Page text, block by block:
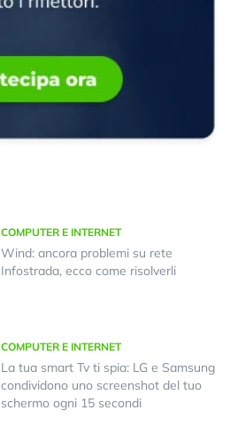
COMPUTER E INTERNET
Wind: ancora problemi su rete
Infostrada, ecco come risolverli
COMPUTER E INTERNET
La tua smart Tv ti spia: LG e Samsung
condividono uno screenshot del tuo
schermo ogni 15 secondi